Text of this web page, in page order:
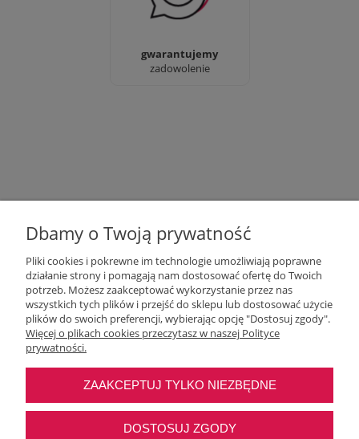
gwarantujemy
zadowolenie
Sprawdź nasze 100%
zadowolenia Klientów
Moje konto
Najczęstsze pytania
Dbamy o Twoją prywatność
Pliki cookies i pokrewne im technologie umożliwiają poprawne
działanie strony i pomagają nam dostosować ofertę do Twoich
potrzeb. Możesz zaakceptować wykorzystanie przez nas
wszystkich tych plików i przejść do sklepu lub dostosować użycie
plików do swoich preferencji, wybierając opcję "Dostosuj zgody".
Więcej o plikach cookies przeczytasz w naszej Polityce
prywatności.
ZAAKCEPTUJ TYLKO NIEZBĘDNE
DOSTOSUJ ZGODY